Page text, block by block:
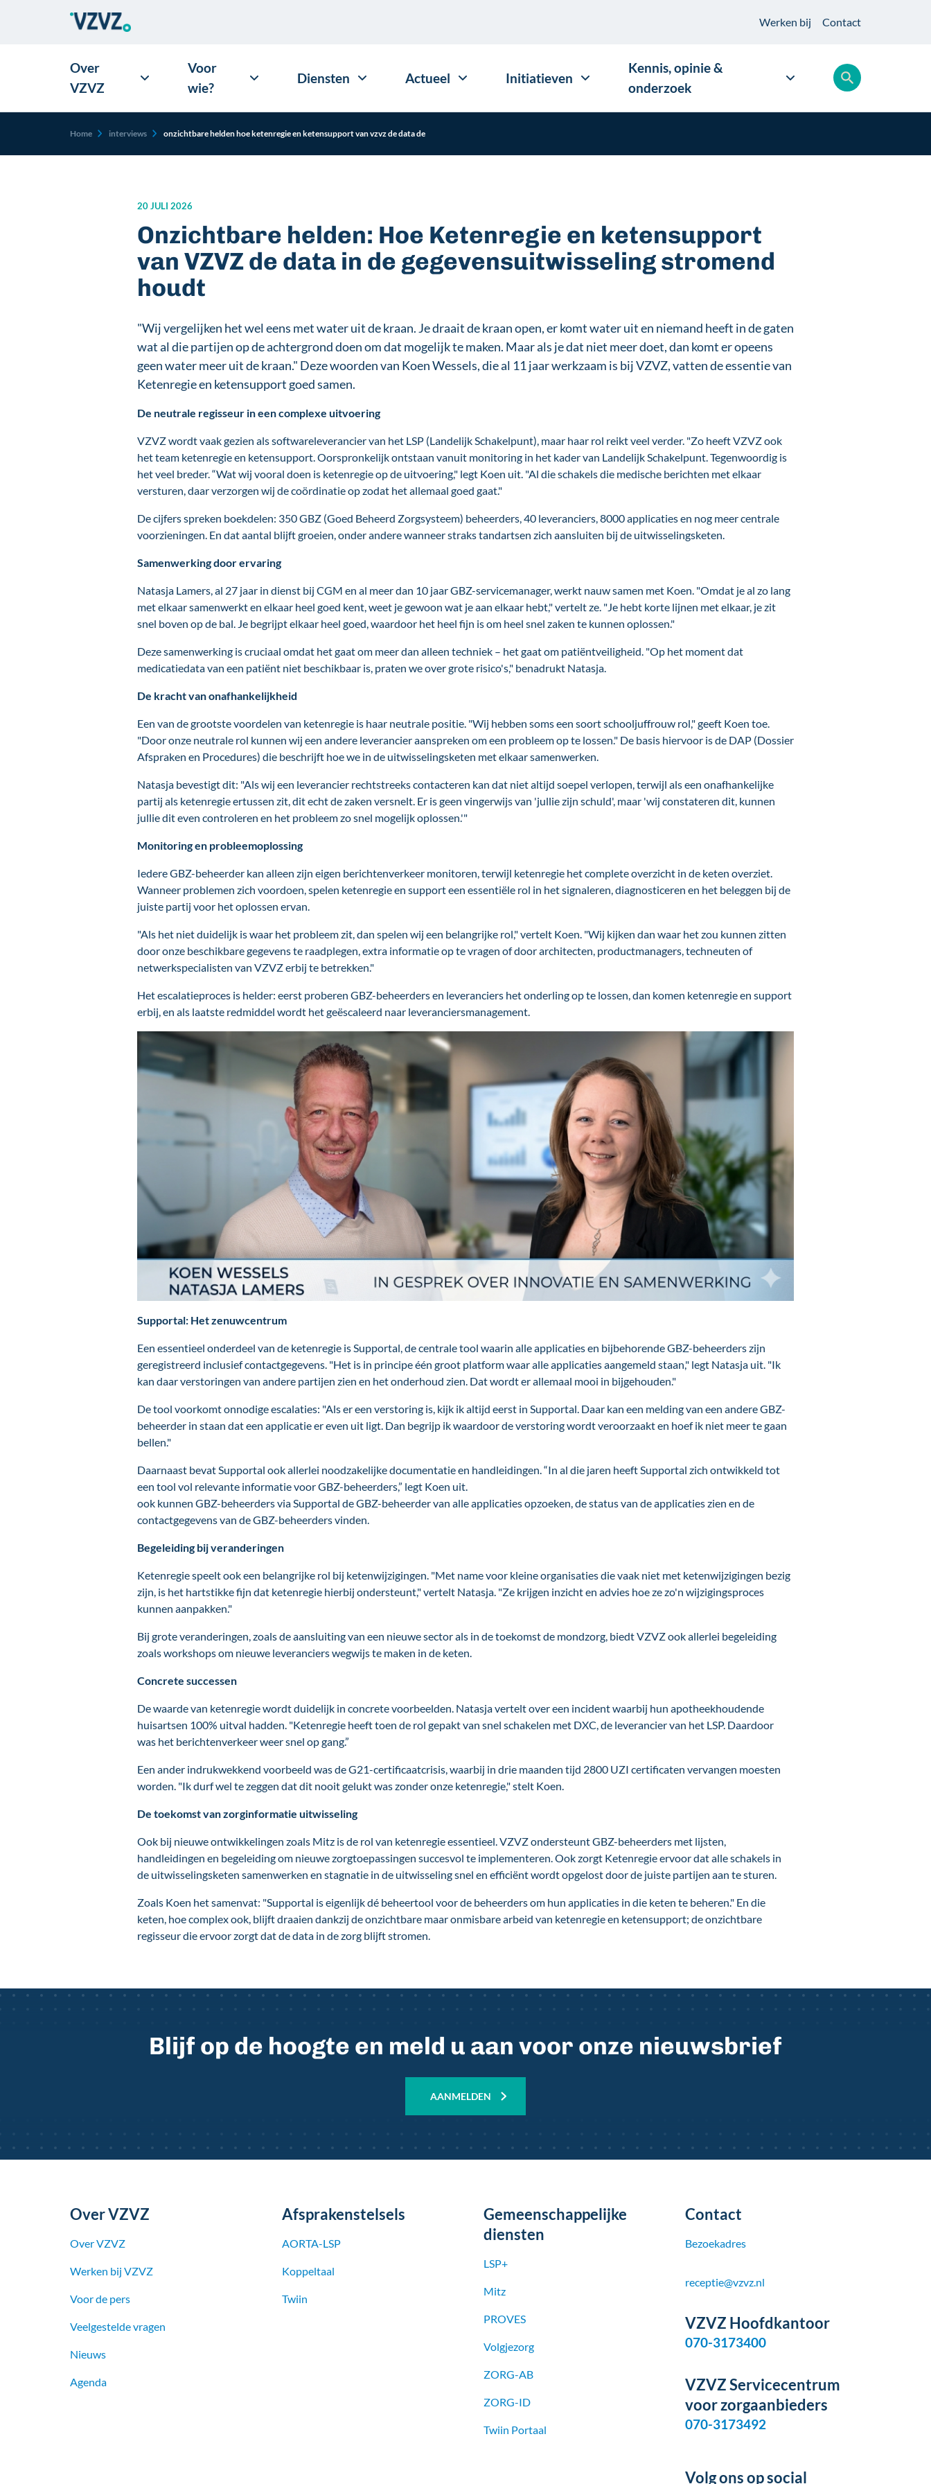
Werken bij Contact
Over
VZVZ
Voor
wie?
Diensten Actueel Initiatieven
Kennis, opinie &
onderzoek
Kruimelpad
Home interviews onzichtbare helden hoe ketenregie en ketensupport van vzvz de data de
20 JULI 2026
Onzichtbare helden: Hoe Ketenregie en ketensupport
van VZVZ de data in de gegevensuitwisseling stromend
houdt
"Wij vergelijken het wel eens met water uit de kraan. Je draait de kraan open, er komt water uit en niemand heeft in de gaten
wat al die partijen op de achtergrond doen om dat mogelijk te maken. Maar als je dat niet meer doet, dan komt er opeens
geen water meer uit de kraan." Deze woorden van Koen Wessels, die al 11 jaar werkzaam is bij VZVZ, vatten de essentie van
Ketenregie en ketensupport goed samen.
De neutrale regisseur in een complexe uitvoering
VZVZ wordt vaak gezien als softwareleverancier van het LSP (Landelijk Schakelpunt), maar haar rol reikt veel verder. "Zo heeft VZVZ ook
het team ketenregie en ketensupport. Oorspronkelijk ontstaan vanuit monitoring in het kader van Landelijk Schakelpunt. Tegenwoordig is
het veel breder. “Wat wij vooral doen is ketenregie op de uitvoering," legt Koen uit. "Al die schakels die medische berichten met elkaar
versturen, daar verzorgen wij de coördinatie op zodat het allemaal goed gaat."
De cijfers spreken boekdelen: 350 GBZ (Goed Beheerd Zorgsysteem) beheerders, 40 leveranciers, 8000 applicaties en nog meer centrale
voorzieningen. En dat aantal blijft groeien, onder andere wanneer straks tandartsen zich aansluiten bij de uitwisselingsketen.
Samenwerking door ervaring
Natasja Lamers, al 27 jaar in dienst bij CGM en al meer dan 10 jaar GBZ-servicemanager, werkt nauw samen met Koen. "Omdat je al zo lang
met elkaar samenwerkt en elkaar heel goed kent, weet je gewoon wat je aan elkaar hebt," vertelt ze. "Je hebt korte lijnen met elkaar, je zit
snel boven op de bal. Je begrijpt elkaar heel goed, waardoor het heel fijn is om heel snel zaken te kunnen oplossen."
Deze samenwerking is cruciaal omdat het gaat om meer dan alleen techniek – het gaat om patiëntveiligheid. "Op het moment dat
medicatiedata van een patiënt niet beschikbaar is, praten we over grote risico's," benadrukt Natasja.
De kracht van onafhankelijkheid
Een van de grootste voordelen van ketenregie is haar neutrale positie. "Wij hebben soms een soort schooljuffrouw rol," geeft Koen toe.
"Door onze neutrale rol kunnen wij een andere leverancier aanspreken om een probleem op te lossen." De basis hiervoor is de DAP (Dossier
Afspraken en Procedures) die beschrijft hoe we in de uitwisselingsketen met elkaar samenwerken.
Natasja bevestigt dit: "Als wij een leverancier rechtstreeks contacteren kan dat niet altijd soepel verlopen, terwijl als een onafhankelijke
partij als ketenregie ertussen zit, dit echt de zaken versnelt. Er is geen vingerwijs van 'jullie zijn schuld', maar 'wij constateren dit, kunnen
jullie dit even controleren en het probleem zo snel mogelijk oplossen.'"
Monitoring en probleemoplossing
Iedere GBZ-beheerder kan alleen zijn eigen berichtenverkeer monitoren, terwijl ketenregie het complete overzicht in de keten overziet.
Wanneer problemen zich voordoen, spelen ketenregie en support een essentiële rol in het signaleren, diagnosticeren en het beleggen bij de
juiste partij voor het oplossen ervan.
"Als het niet duidelijk is waar het probleem zit, dan spelen wij een belangrijke rol," vertelt Koen. "Wij kijken dan waar het zou kunnen zitten
door onze beschikbare gegevens te raadplegen, extra informatie op te vragen of door architecten, productmanagers, techneuten of
netwerkspecialisten van VZVZ erbij te betrekken."
Het escalatieproces is helder: eerst proberen GBZ-beheerders en leveranciers het onderling op te lossen, dan komen ketenregie en support
erbij, en als laatste redmiddel wordt het geëscaleerd naar leveranciersmanagement.
Supportal: Het zenuwcentrum
Een essentieel onderdeel van de ketenregie is Supportal, de centrale tool waarin alle applicaties en bijbehorende GBZ-beheerders zijn
geregistreerd inclusief contactgegevens. "Het is in principe één groot platform waar alle applicaties aangemeld staan," legt Natasja uit. "Ik
kan daar verstoringen van andere partijen zien en het onderhoud zien. Dat wordt er allemaal mooi in bijgehouden."
De tool voorkomt onnodige escalaties: "Als er een verstoring is, kijk ik altijd eerst in Supportal. Daar kan een melding van een andere GBZ-
beheerder in staan dat een applicatie er even uit ligt. Dan begrijp ik waardoor de verstoring wordt veroorzaakt en hoef ik niet meer te gaan
bellen."
Daarnaast bevat Supportal ook allerlei noodzakelijke documentatie en handleidingen. “In al die jaren heeft Supportal zich ontwikkeld tot
een tool vol relevante informatie voor GBZ-beheerders,” legt Koen uit.
ook kunnen GBZ-beheerders via Supportal de GBZ-beheerder van alle applicaties opzoeken, de status van de applicaties zien en de
contactgegevens van de GBZ-beheerders vinden.
Begeleiding bij veranderingen
Ketenregie speelt ook een belangrijke rol bij ketenwijzigingen. "Met name voor kleine organisaties die vaak niet met ketenwijzigingen bezig
zijn, is het hartstikke fijn dat ketenregie hierbij ondersteunt," vertelt Natasja. "Ze krijgen inzicht en advies hoe ze zo'n wijzigingsproces
kunnen aanpakken."
Bij grote veranderingen, zoals de aansluiting van een nieuwe sector als in de toekomst de mondzorg, biedt VZVZ ook allerlei begeleiding
zoals workshops om nieuwe leveranciers wegwijs te maken in de keten.
Concrete successen
De waarde van ketenregie wordt duidelijk in concrete voorbeelden. Natasja vertelt over een incident waarbij hun apotheekhoudende
huisartsen 100% uitval hadden. "Ketenregie heeft toen de rol gepakt van snel schakelen met DXC, de leverancier van het LSP. Daardoor
was het berichtenverkeer weer snel op gang.”
Een ander indrukwekkend voorbeeld was de G21-certificaatcrisis, waarbij in drie maanden tijd 2800 UZI certificaten vervangen moesten
worden. "Ik durf wel te zeggen dat dit nooit gelukt was zonder onze ketenregie," stelt Koen.
De toekomst van zorginformatie uitwisseling
Ook bij nieuwe ontwikkelingen zoals Mitz is de rol van ketenregie essentieel. VZVZ ondersteunt GBZ-beheerders met lijsten,
handleidingen en begeleiding om nieuwe zorgtoepassingen succesvol te implementeren. Ook zorgt Ketenregie ervoor dat alle schakels in
de uitwisselingsketen samenwerken en stagnatie in de uitwisseling snel en efficiënt wordt opgelost door de juiste partijen aan te sturen.
Zoals Koen het samenvat: "Supportal is eigenlijk dé beheertool voor de beheerders om hun applicaties in die keten te beheren." En die
keten, hoe complex ook, blijft draaien dankzij de onzichtbare maar onmisbare arbeid van ketenregie en ketensupport; de onzichtbare
regisseur die ervoor zorgt dat de data in de zorg blijft stromen.
Blijf op de hoogte en meld u aan voor onze nieuwsbrief
AANMELDEN
Over VZVZ
Over VZVZ
Werken bij VZVZ
Voor de pers
Veelgestelde vragen
Nieuws
Agenda
Afsprakenstelsels
AORTA-LSP
Koppeltaal
Twiin
Gemeenschappelijke
diensten
LSP+
Mitz
PROVES
Volgjezorg
ZORG-AB
ZORG-ID
Twiin Portaal
Contact
Bezoekadres
receptie@vzvz.nl
VZVZ Hoofdkantoor
070-3173400
VZVZ Servicecentrum
voor zorgaanbieders
070-3173492
Volg ons op social